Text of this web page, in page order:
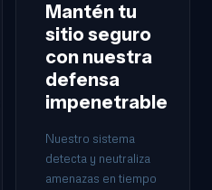
Mantén tu
sitio seguro
con nuestra
defensa
impenetrable
Nuestro sistema
detecta y neutraliza
amenazas en tiempo